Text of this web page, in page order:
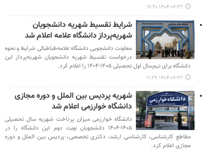
۱۴۰۴-۰۶-۲۲ ۱۶:۲۰
شرایط تقسیط شهریه دانشجویان
شهریه‌پرداز دانشگاه علامه اعلام شد
معاونت دانشجویی دانشگاه علامه‌طباطبائی شرایط و نحوه
درخواست تقسیط شهریه دانشجویان شهریه‌پرداز این
دانشگاه برای نیم‌سال اول تحصیلی ۱۴۰۵-۱۴۰۴ را اعلام کرد.
۱۴۰۴-۰۶-۲۲ ۱۱:۲۹
شهریه پردیس بین الملل و دوره مجازی
دانشگاه خوارزمی اعلام شد
دانشگاه خوارزمی میزان پرداخت شهریه سال تحصیلی
۱۴۰۵-۱۴۰۴ دانشجویان نوبت دوم این دانشگاه را در
مقاطع کارشناسی، کارشناسی ارشد، دکتری تخصصی، پردیس بین الملل و دوره
مجازی اعلام کرد.